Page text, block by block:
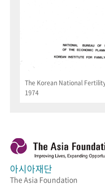
The Korean National
1974
아시아재단
The Asia Foundation